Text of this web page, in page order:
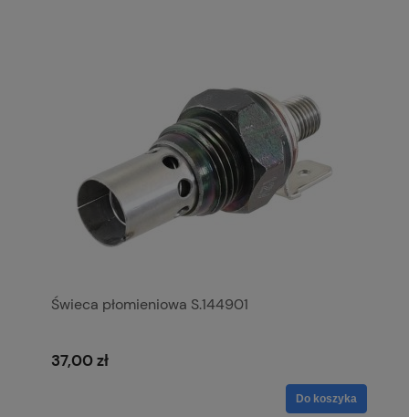
Świeca płomieniowa S.144901
37,00 zł
Do koszyka